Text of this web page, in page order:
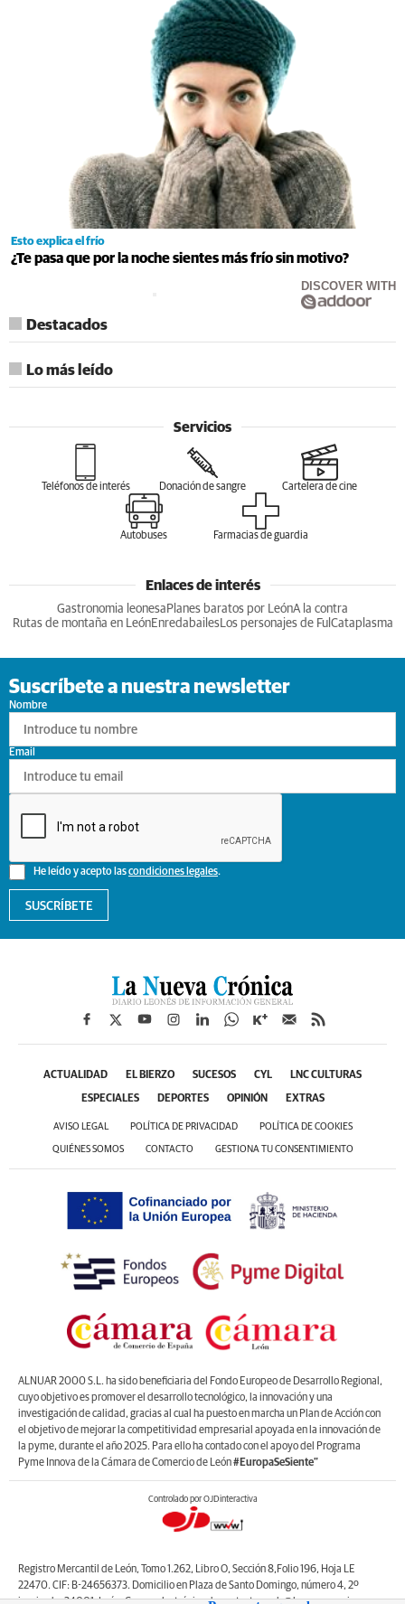
Esto explica el frío
¿Te pasa que por la noche sientes más frío sin motivo?
DISCOVER WITH
Destacados
Lo más leído
Servicios
Teléfonos de interés Donación de sangre Cartelera de cine
Autobuses Farmacias de guardia
Enlaces de interés
Gastronomia leonesa Planes baratos por LeónA la contra
Rutas de montaña en LeónEnredabailesLos personajes de Ful Cataplasma
Suscríbete a nuestra newsletter
Nombre
He leído y acepto lascondiciones legales.
Email
SUSCRÍBETE
ACTUALIDAD EL BIERZO SUCESOS CYL LNC CULTURAS
ESPECIALES DEPORTES OPINIÓN EXTRAS
AVISO LEGAL POLÍTICA DE PRIVACIDAD POLÍTICA DE COOKIES
QUIÉNES SOMOS CONTACTO GESTIONA TU CONSENTIMIENTO
ALNUAR 2000 S.L. ha sido beneficiaria del Fondo Europeo de Desarrollo Regional,
cuyo objetivo es promover el desarrollo tecnológico, la innovación y una
investigación de calidad, gracias al cual ha puesto en marcha un Plan de Acción con
el objetivo de mejorar la competitividad empresarial apoyada en la innovación de
la pyme, durante el año 2025. Para ello ha contado con el apoyo del Programa
Pyme Innova de la Cámara de Comercio de León#EuropaSeSiente”
Controlado por OJDinteractiva
Registro Mercantil de León, Tomo 1.262, Libro O, Sección 8,Folio 196, Hoja LE
22470. CIF: B-24656373. Domicilio en Plaza de Santo Domingo, número 4, 2º